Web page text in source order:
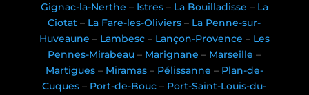
Gignac-la-Nerthe – Istres– La Bouilladisse – La
Ciotat – La Fare-les-Oliviers – La Penne-sur-
Huveaune – Lambesc– Lançon-Provence – Les
Pennes-Mirabeau – Marignane – Marseille –
Martigues– Miramas– Pélissanne – Plan-de-
Cuques – Port-de-Bouc – Port-Saint-Louis-du-